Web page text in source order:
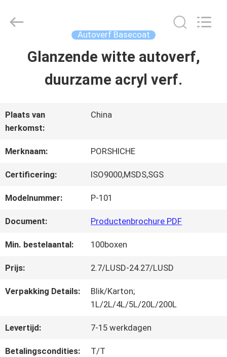
THUIS
VIDEOS
OVER
ONS
KWALITEITSCONTROLE
CONTACTEER
ONS
Meklon
Autoverf Basecoat
Glanzende witte autoverf,
duurzame acryl verf.
Plaats van
herkomst:
China
Merknaam: PORSHICHE
Certificering: ISO9000,MSDS,SGS
Modelnummer: P-101
Document: Productenbrochure PDF
Min. bestelaantal: 100boxen
Prijs: 2.7/LUSD-24.27/LUSD
Verpakking Details:
Blik/Karton;
1L/2L/4L/5L/20L/200L
Levertijd: 7-15 werkdagen
Betalingscondities: T/T